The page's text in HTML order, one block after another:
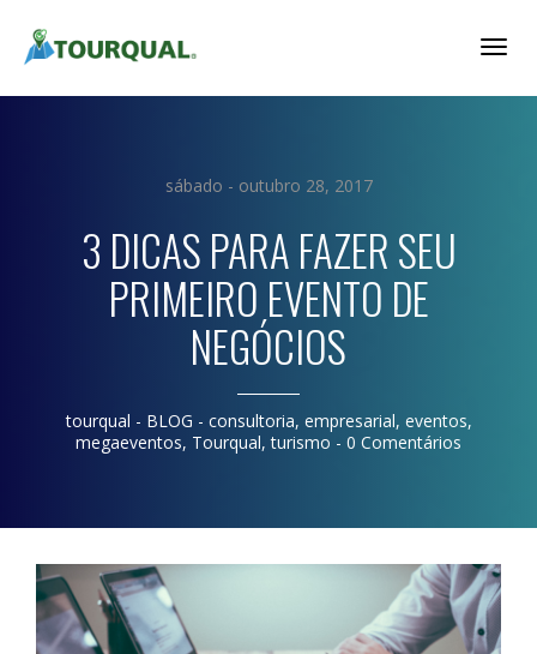
sábado - outubro 28, 2017
3 DICAS PARA FAZER SEU
PRIMEIRO EVENTO DE
NEGÓCIOS
tourqual - BLOG - consultoria, empresarial, eventos,
megaeventos, Tourqual,turismo - 0 Comentários